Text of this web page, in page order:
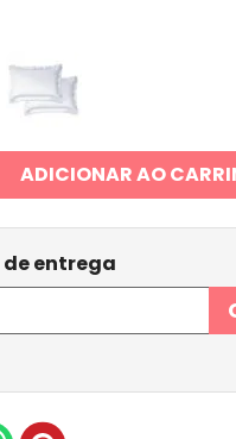
ADICIONAR AO